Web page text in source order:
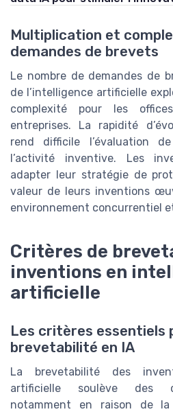
Multiplication et
demandes de brevets
Le nombre de demandes de
de l’intelligence artificielle
complexité pour les
entreprises. La rapidité
rend difficile l’évaluation
l’activité inventive. Les
adapter leur stratégie de
valeur de leurs inventions
environnement concurrentiel
Critères de
inventions en
artificielle
Les critères essentiels
brevetabilité en IA
La brevetabilité des
artificielle soulève des
notamment en raison de